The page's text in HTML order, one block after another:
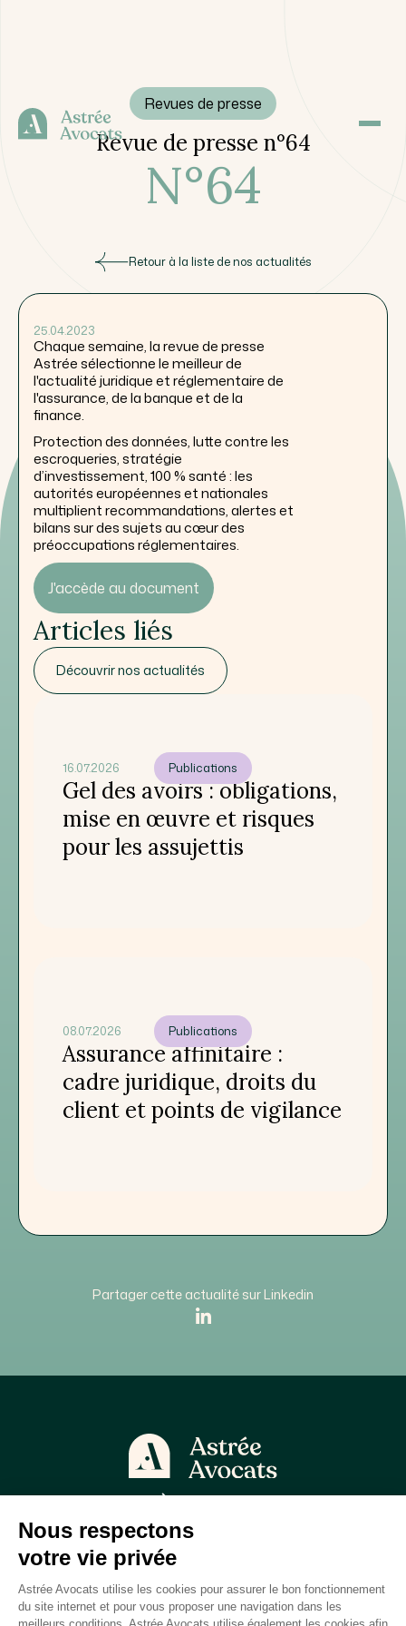
Revues de presse
Revue de presse n°64
N°64
Retour à la liste de nos actualités
25.04.2023
Chaque semaine, la revue de presse
Astrée sélectionne le meilleur de
l'actualité juridique et réglementaire de
l'assurance, de la banque et de la
finance.
Protection des données, lutte contre les
escroqueries, stratégie
d’investissement, 100 % santé : les
autorités européennes et nationales
multiplient recommandations, alertes et
bilans sur des sujets au cœur des
préoccupations réglementaires.
J'accède au document
Articles liés
Découvrir nos actualités
16.07.2026
Gel des avoirs : obligations,
mise en œuvre et risques
pour les assujettis
Publications
08.07.2026
Assurance affinitaire :
cadre juridique, droits du
client et points de vigilance
Publications
Partager cette actualité sur Linkedin
Astrée Avocats
Qui sommes-nous ?
Astrée Faculté
Astrée Nexus